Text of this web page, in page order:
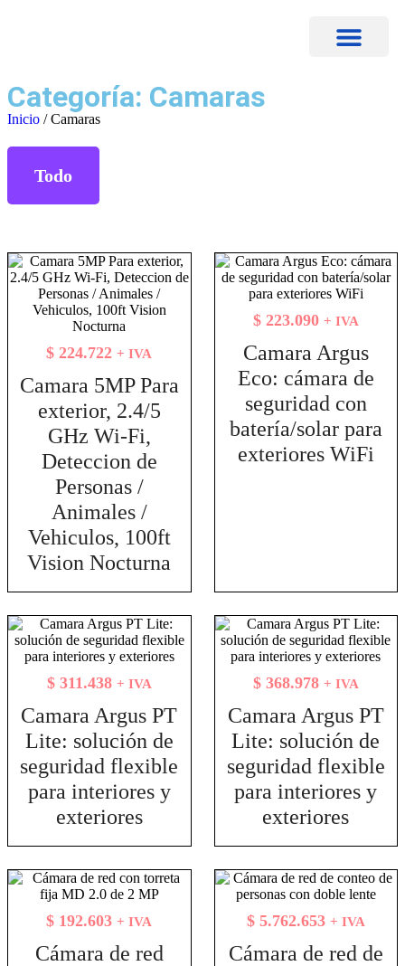
Categoría: Camaras
Inicio / Camaras
Todo
$ 224.722 + IVA
Camara 5MP Para
exterior, 2.4/5
GHz Wi-Fi,
Deteccion de
Personas /
Animales /
Vehiculos, 100ft
Vision Nocturna
$223.090 + IVA
Camara Argus
Eco: cámara de
seguridad con
batería/solar para
exteriores WiFi
$311.438 + IVA
Camara Argus PT
Lite: solución de
seguridad flexible
para interiores y
exteriores
$368.978 + IVA
Camara Argus PT
Lite: solución de
seguridad flexible
para interiores y
exteriores
$ 192.603 + IVA
Cámara de red
$5.762.653 + IVA
Cámara de red de